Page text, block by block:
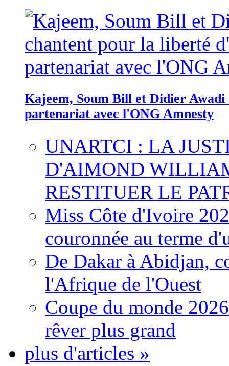
Kajeem, Soum Bill et Didier
partenariat avec l'ONG Amnesty
UNARTCI : LA
D'AIMOND
RESTITUER LE
Miss Côte d'Ivoire
couronnée au terme
De Dakar à Abidjan,
l'Afrique de l'Ouest
Coupe du monde
rêver plus grand
plus d'articles »